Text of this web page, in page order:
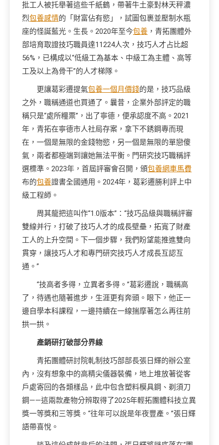
批工人被托舉著這些千紙鶴，帶著牛土豪對林天秤濃
烈包養感情的「財富佔有慾」，試圖包裹並壓制水瓶
座的怪誕藍光。生長。2020年至今包養 ，青拓團體外
部培育取證技巧職員達11224人次，技巧人才占比超
56%，已構成以“低級工為基本、中級工為主體、高等
工及以上為骨干”的人才梯隊。
更讓葛彩遷提氣包養一個月價錢的是，技巧品級
之外，職稱通道也買通了。曩昔，企業外部評定的職
稱只是“處所糧票”，出了寧德，便承認度不高。2021
年，青拓在寧德市人社局存案，拿下不銹鋼專而現
在，一個是無限的金錢物慾，另一個是無限的單戀傻
氣，兩者都極端到讓她無法平衡。門研究技巧職稱評
選標準。2023年，首屆評審會召開，頒包養網車馬費
布的包養證書全國通用。2024年，葛彩遷勝利評上中
級工程師。
周其龍把這叫作“1.0版本”：“技巧品級與職稱評審
雙線并行，打破了技巧人才的成長壁壘，拓寬了財產
工人的上升空間。下一個步驟，我們盼望能推進雙向
貫穿，讓技巧人才和專門研究技巧人才成長互認互
通。”
“技高者多得，立異者多得。”葛彩遷說，職稱高
了，待遇也隨著進步，生涯更有奔頭。眼下，他正一
邊自學本科課程，一邊持續在一線揣摩著怎么再往前
拱一拱。
產銷研打破部分界線
青拓團體研討院軋制技巧部部長張日輝的辦公室
內，沒有想象中的高精尖儀器裝備，地上堆放著從客
戶處寄回的各類樣品，此中包含塑料模具鋼、剃須刀
鋼——這兩款產物分辨取得了2025年輕拓團體科技立異
獎一等獎和三等獎。“往年可以說是年夜豐產。”張日輝
語帶喜悅。